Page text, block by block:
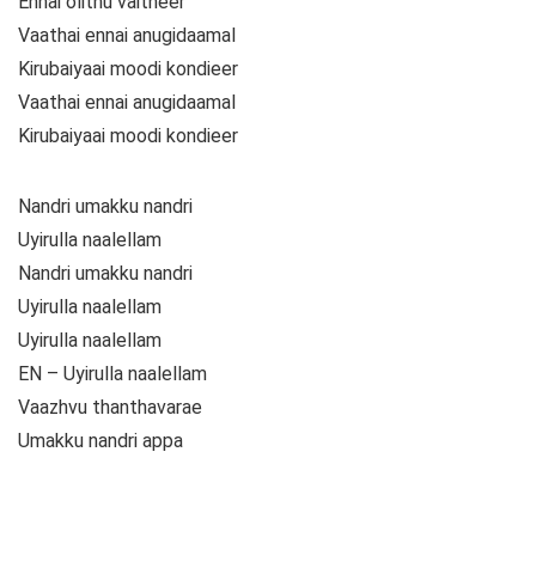
Vaathai ennai anugidaamal
Kirubaiyaai moodi kondieer
Vaathai ennai anugidaamal
Kirubaiyaai moodi kondieer
Nandri umakku nandri
Uyirulla naalellam
Nandri umakku nandri
Uyirulla naalellam
Uyirulla naalellam
EN – Uyirulla naalellam
Vaazhvu thanthavarae
Umakku nandri appa